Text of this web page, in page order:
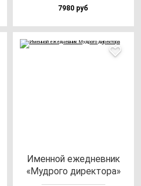
7980 руб
Имен­ной ежед­нев­ник
«Муд­ро­го ди­рек­то­ра»